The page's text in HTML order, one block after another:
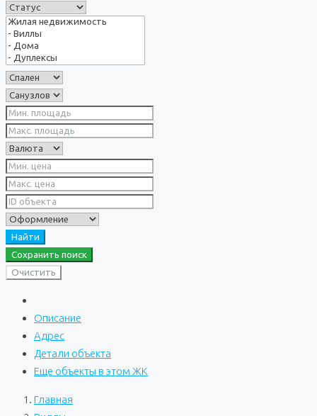
Найти
Сохранить поиск
Очистить
Описание
Адрес
Детали объекта
Еще объекты в этом ЖК
Главная